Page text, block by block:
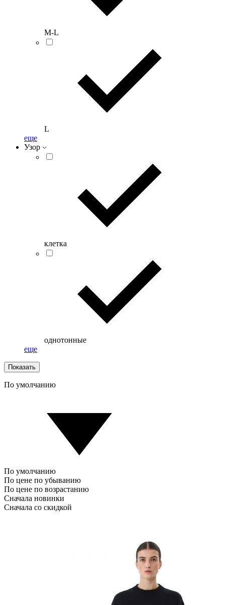
M-L
L
еще
Узор
клетка
однотонные
еще
Показать
По умолчанию
По умолчанию
По цене по убыванию
По цене по возрастанию
Сначала новинки
Сначала со скидкой